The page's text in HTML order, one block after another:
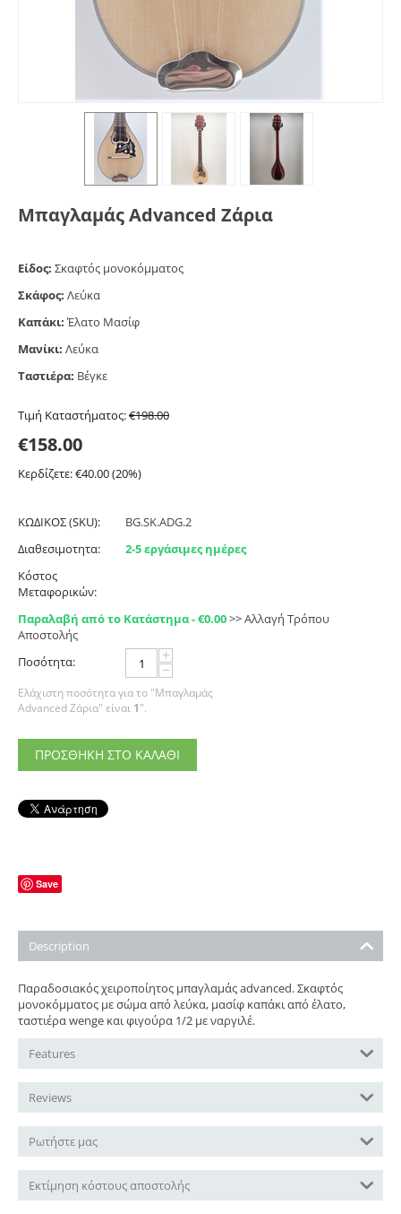
Μπαγλαμάς Advanced Ζάρια
Είδος: Σκαφτός μονοκόμματος
Σκάφος: Λεύκα
Καπάκι:Έλατο Μασίφ
Μανίκι: Λεύκα
Ταστιέρα: Βέγκε
Τιμή Καταστήματος:€198.00
€158.00
Κερδίζετε: €40.00(20%)
ΚΩΔΙΚΟΣ (SKU):
BG.SK.ADG.2
Διαθεσιμοτητα:
2-5 εργάσιμες ημέρες
Κόστος
Μεταφορικών:
Παραλαβή από το Κατάστημα - €0.00>> Αλλαγή Τρόπου
Αποστολής
Ποσότητα:
+
−
Ελάχιστη ποσότητα για το "Μπαγλαμάς
Advanced Ζάρια" είναι 1".
ΠΡΟΣΘΉΚΗ ΣΤΟ ΚΑΛΆΘΙ
Save
Description
Παραδοσιακός χειροποίητος μπαγλαμάς advanced. Σκαφτός
μονοκόμματος με σώμα από λεύκα, μασίφ καπάκι από έλατο,
ταστιέρα wenge και φιγούρα 1/2 με ναργιλέ.
Features
Reviews
Ρωτήστε μας
Εκτίμηση κόστους αποστολής